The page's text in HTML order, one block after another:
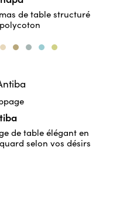
de table structuré
StuccoSahara
Stella
Rio
de table élégant en
selon vos désirs